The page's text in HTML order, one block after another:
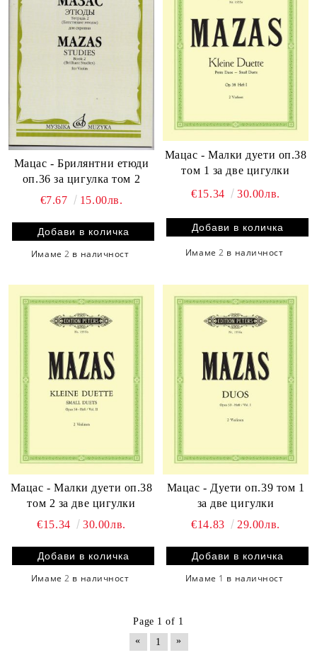
Мацас - Брилянтни етюди
оп.36 за цигулка том 2
€7.67
15.00лв.
Имаме2 в наличност
Мацас - Малки дуети оп.38
том 1 за две цигулки
€15.34
30.00лв.
Имаме2 в наличност
Мацас - Малки дуети оп.38
том 2 за две цигулки
€15.34
30.00лв.
Имаме2 в наличност
Мацас - Дуети оп.39 том 1
за две цигулки
€14.83
29.00лв.
Имаме 1 в наличност
Page 1 of 1
«
1 »